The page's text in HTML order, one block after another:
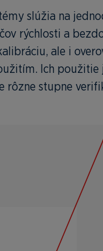
slúžia na
rýchlosti a
ale i
Ich použitie
rôzne stupne